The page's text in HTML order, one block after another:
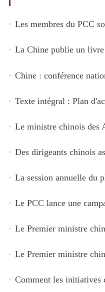
Les membres du PCC
La Chine publie un
Chine : conférence
Texte intégral : Plan
Le ministre chinois des
Des dirigeants chinois
La session annuelle du
Le PCC lance une
Le Premier ministre
Le Premier ministre
Comment les initiatives